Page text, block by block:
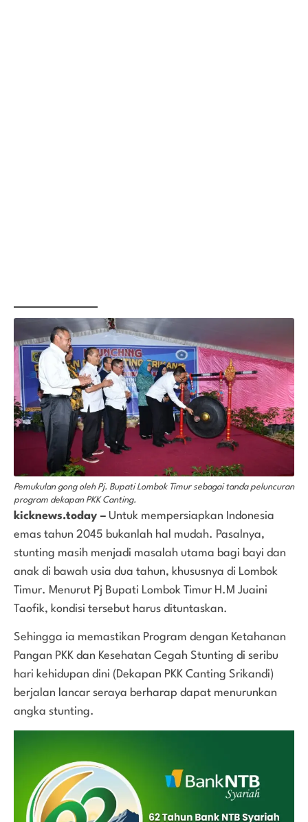
Pemukulan gong oleh Pj. Bupati Lombok Timur sebagai tanda peluncuran
program dekapan PKK Canting.
kicknews.today – Untuk mempersiapkan Indonesia
emas tahun 2045 bukanlah hal mudah. Pasalnya,
stunting masih menjadi masalah utama bagi bayi dan
anak di bawah usia dua tahun, khususnya di Lombok
Timur. Menurut Pj Bupati Lombok Timur H.M Juaini
Taofik, kondisi tersebut harus dituntaskan.
Sehingga ia memastikan Program dengan Ketahanan
Pangan PKK dan Kesehatan Cegah Stunting di seribu
hari kehidupan dini (Dekapan PKK Canting Srikandi)
berjalan lancar seraya berharap dapat menurunkan
angka stunting.